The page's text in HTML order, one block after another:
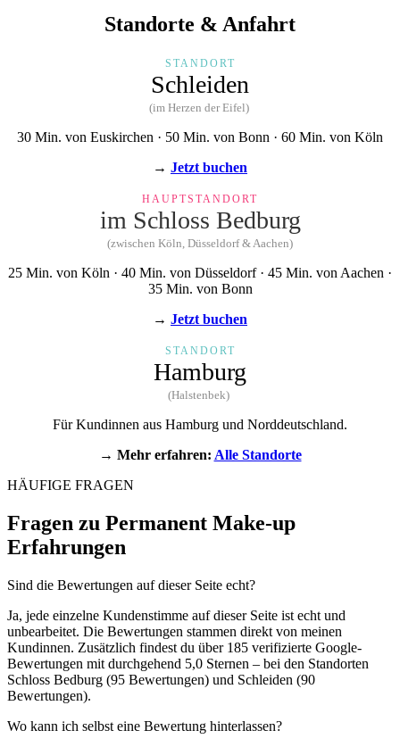
Standorte & Anfahrt
STANDORT
Schleiden
(im Herzen der Eifel)
30 Min. von Euskirchen · 50 Min. von Bonn · 60 Min. von Köln
→ Jetzt buchen
HAUPTSTANDORT
im Schloss Bedburg
(zwischen Köln, Düsseldorf & Aachen)
25 Min. von Köln · 40 Min. von Düsseldorf · 45 Min. von Aachen ·
35 Min. von Bonn
→ Jetzt buchen
STANDORT
Hamburg
(Halstenbek)
Für Kundinnen aus Hamburg und Norddeutschland.
→ Mehr erfahren: Alle Standorte
HÄUFIGE FRAGEN
Fragen zu Permanent Make-up
Erfahrungen
Sind die Bewertungen auf dieser Seite echt?
Ja, jede einzelne Kundenstimme auf dieser Seite ist echt und
unbearbeitet. Die Bewertungen stammen direkt von meinen
Kundinnen. Zusätzlich findest du über 185 verifizierte Google-
Bewertungen mit durchgehend 5,0 Sternen – bei den Standorten
Schloss Bedburg (95 Bewertungen) und Schleiden (90
Bewertungen).
Wo kann ich selbst eine Bewertung hinterlassen?